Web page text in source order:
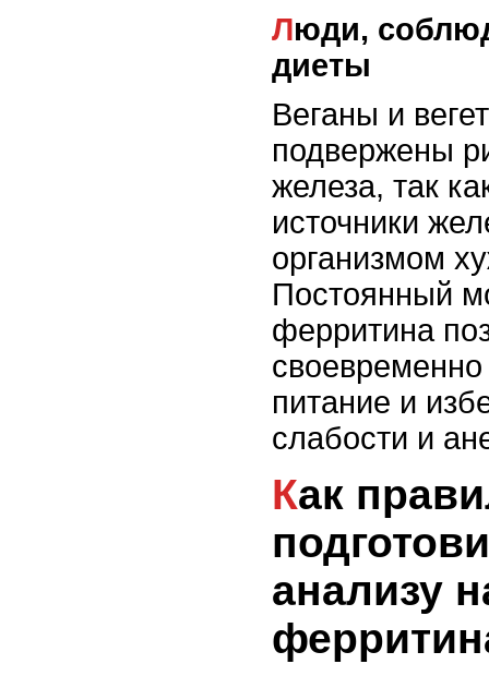
Люди, соблюдающие строгие
диеты
Веганы и
подвержены
железа, так
источники
организмом
Постоянный
ферритина
своевременно
питание и
слабости и
Как правильно
анализу